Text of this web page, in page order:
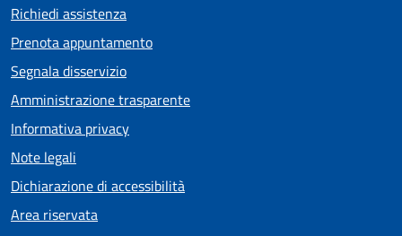
Richiedi assistenza
Prenota appuntamento
Segnala disservizio
Amministrazione trasparente
Informativa privacy
Note legali
Dichiarazione di accessibilità
Area riservata